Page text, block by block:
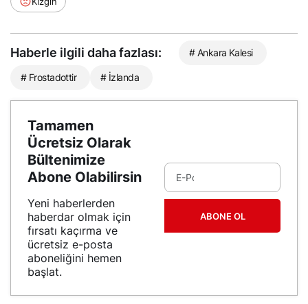
Haberle ilgili daha fazlası: # Ankara Kalesi
# Frostadottir # İzlanda
Tamamen
Ücretsiz Olarak
Bültenimize
Abone Olabilirsin
Yeni haberlerden
haberdar olmak için
fırsatı kaçırma ve
ücretsiz e-posta
aboneliğini hemen
başlat.
ABONE OL